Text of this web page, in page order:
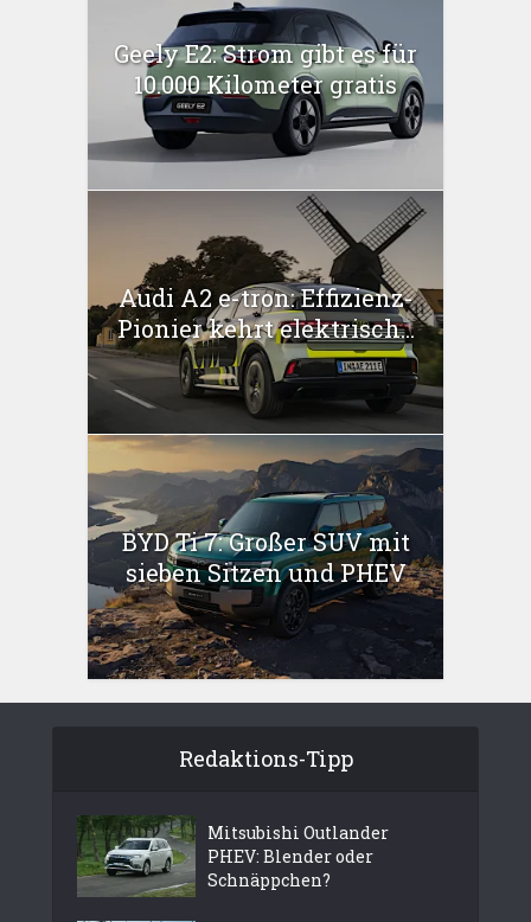
Geely E2: Strom gibt es für
10.000 Kilometer gratis
Audi A2 e-tron: Effizienz-
Pionier kehrt elektrisch...
BYD Ti 7: Großer SUV mit
sieben Sitzen und PHEV
Redaktions-Tipp
Mitsubishi Outlander
PHEV: Blender oder
Schnäppchen?